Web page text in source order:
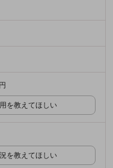
を教えてほしい
を教えてほしい